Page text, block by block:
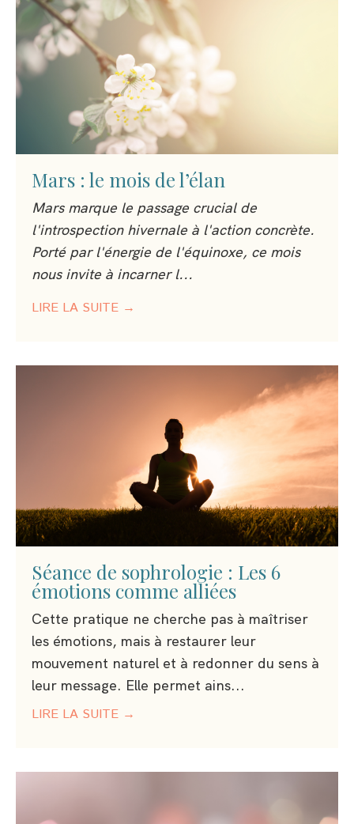
Mars : le mois de l’élan
Mars marque le passage crucial de
l'introspection hivernale à l'action concrète.
Porté par l'énergie de l'équinoxe, ce mois
nous invite à incarner l...
LIRE LA SUITE →
Séance de sophrologie : Les 6
émotions comme alliées
Cette pratique ne cherche pas à maîtriser
les émotions, mais à restaurer leur
mouvement naturel et à redonner du sens à
leur message. Elle permet ains...
LIRE LA SUITE →